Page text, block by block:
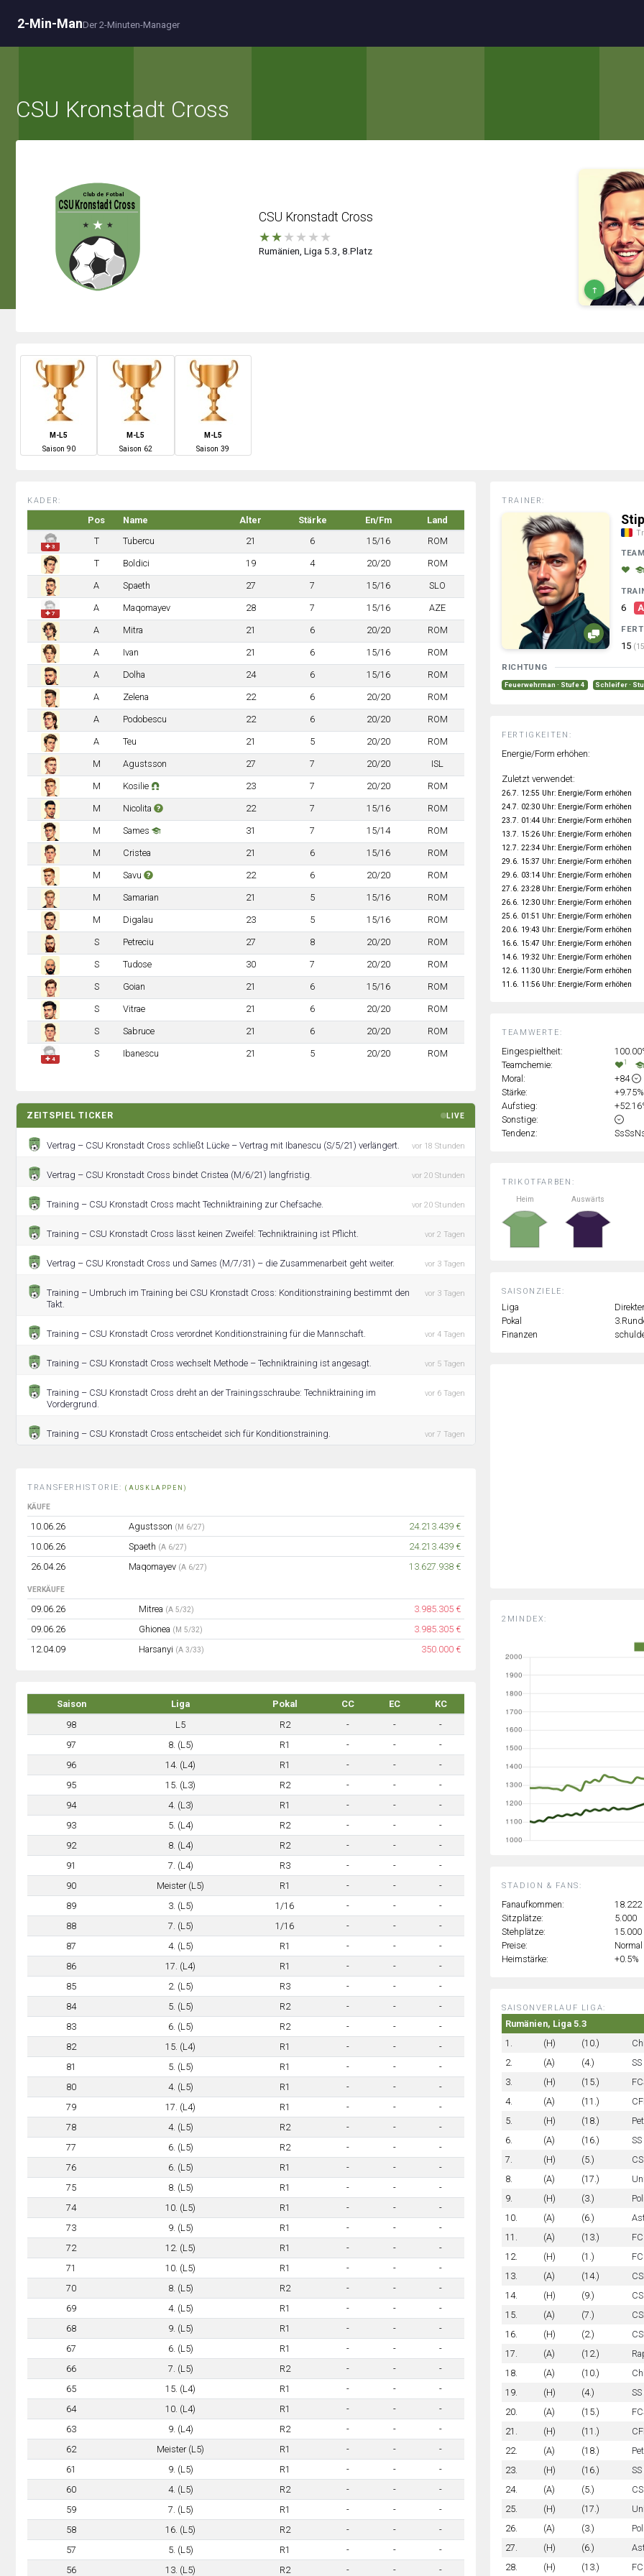
2-Min-ManDer 2-Minuten-Manager
CSU Kronstadt Cross
CSU Kronstadt Cross
★★★ ★ ★ ★
Rumänien, Liga 5.3, 8.Platz
↑
M-L5
Saison 90
M-L5
Saison 62
M-L5
Saison39
KADER:
Pos Name Alter Stärke En/Fm Land
✚ 3
T Tubercu 21 6 15/16 ROM
T Boldici 19 4 20/20 ROM
A Spaeth 27 7 15/16 SLO
✚ 7
A Maqomayev 28 7 15/16 AZE
A Mitra 21 6 20/20 ROM
A Ivan 21 6 15/16 ROM
A Dolha 24 6 15/16 ROM
A Zelena 22 6 20/20 ROM
A Podobescu 22 6 20/20 ROM
A Teu 21 5 20/20 ROM
M Agustsson 27 7 20/20 ISL
M Kosilie 23 7 20/20 ROM
M Nicolita 22 7 15/16 ROM
M Sames 31 7 15/14 ROM
M Cristea 21 6 15/16 ROM
M Savu 22 6 20/20 ROM
M Samarian 21 5 15/16 ROM
M Digalau 23 5 15/16 ROM
S Petreciu 27 8 20/20 ROM
S Tudose 30 7 20/20 ROM
S Goian 21 6 15/16 ROM
S Vitrae 21 6 20/20 ROM
S Sabruce 21 6 20/20 ROM
✚ 4
S Ibanescu 21 5 20/20 ROM
ZEITSPIEL TICKER LIVE
Vertrag – CSU Kronstadt Cross schließt Lücke – Vertrag mit Ibanescu (S/5/21) verlängert. vor 18 Stunden
Vertrag – CSU Kronstadt Cross bindet Cristea (M/6/21) langfristig. vor 20 Stunden
Training – CSU Kronstadt Cross macht Techniktraining zur Chefsache. vor 20 Stunden
Training – CSU Kronstadt Cross lässt keinen Zweifel: Techniktraining ist Pflicht. vor 2 Tagen
Vertrag – CSU Kronstadt Cross und Sames (M/7/31) – die Zusammenarbeit geht weiter. vor 3 Tagen
Training – Umbruch im Training bei CSU Kronstadt Cross: Konditionstraining bestimmt den
Takt.
vor 3 Tagen
Training – CSU Kronstadt Cross verordnet Konditionstraining für die Mannschaft. vor 4 Tagen
Training – CSU Kronstadt Cross wechselt Methode – Techniktraining ist angesagt. vor 5 Tagen
Training – CSU Kronstadt Cross dreht an der Trainingsschraube: Techniktraining im
Vordergrund.
vor 6 Tagen
Training – CSU Kronstadt Cross entscheidet sich für Konditionstraining. vor 7 Tagen
TRANSFERHISTORIE:(AUSKLAPPEN)
KÄUFE
10.06.26 Agustsson (M 6/27)
24.213.439 €
10.06.26
Spaeth (A 6/27)
24.213.439 €
26.04.26
Maqomayev (A 6/27) 13.627.938 €
VERKÄUFE
09.06.26 Mitrea (A 5/32)
3.985.305 €
09.06.26
Ghionea (M 5/32)
3.985.305 €
12.04.09
Harsanyi (A 3/33) 350.000 €
Saison Liga Pokal CC EC
KC
98
L5 R2 - -
-
97
8. (L5) R1 - -
-
96
14. (L4) R1 - -
-
95
15. (L3) R2 - -
-
94
4. (L3) R1 - -
-
93
5. (L4) R2 - -
-
92
8. (L4) R2 - -
-
91
7. (L4) R3 - -
-
90
Meister (L5) R1 - -
-
89
3. (L5) 1/16 - -
-
88
7. (L5) 1/16 - -
-
87
4. (L5) R1 - -
-
86
17. (L4) R1 - -
-
85
2. (L5) R3 - -
-
84
5. (L5) R2 - -
-
83
6. (L5) R2 - -
-
82
15. (L4) R1 - -
-
81
5. (L5) R1 - -
-
80
4. (L5) R1 - -
-
79
17. (L4) R1 - -
-
78
4. (L5) R2 - -
-
77
6. (L5) R2 - -
-
76
6. (L5) R1 - -
-
75
8. (L5) R1 - -
-
74
10. (L5) R1 - -
-
73
9. (L5) R1 - -
-
72
12. (L5) R1 - -
-
71
10. (L5) R1 - -
-
70
8. (L5) R2 - -
-
69
4. (L5) R1 - -
-
68
9. (L5) R1 - -
-
67
6. (L5) R1 - -
-
66
7. (L5) R2 - -
-
65
15. (L4) R1 - -
-
64
10. (L4) R1 - -
-
63
9. (L4) R2 - -
-
62
Meister (L5) R1 - -
-
61
9. (L5) R1 - -
-
60
4. (L5) R2 - -
-
59
7. (L5) R1 - -
-
58
16. (L5) R2 - -
-
57
5. (L5) R1 - -
-
56
13. (L5) R2 - - -
TRIKOTFARBEN:
Heim
Auswärts
SAISONZIELE:
Liga
Pokal
Finanzen
2MINDEX:
TEAMWERTE:
Eingespieltheit:
Teamchemie:
1
Moral:
+84
Stärke:
+9.75%
Aufstieg:
Sonstige:
Tendenz:
TRAINER:
6
15
RICHTUNG
Feuerwehrman · Stufe 4 Schleifer ·
FERTIGKEITEN:
Energie/Form erhöhen:
Zuletzt verwendet:
26.7. 12:55 Uhr: Energie/Form erhöhen
24.7. 02:30 Uhr: Energie/Form erhöhen
23.7. 01:44 Uhr: Energie/Form erhöhen
13.7. 15:26 Uhr: Energie/Form erhöhen
12.7. 22:34 Uhr: Energie/Form erhöhen
29.6. 15:37 Uhr: Energie/Form erhöhen
29.6. 03:14 Uhr: Energie/Form erhöhen
27.6. 23:28 Uhr: Energie/Form erhöhen
26.6. 12:30 Uhr: Energie/Form erhöhen
25.6. 01:51 Uhr: Energie/Form erhöhen
20.6. 19:43 Uhr: Energie/Form erhöhen
16.6. 15:47 Uhr: Energie/Form erhöhen
14.6. 19:32 Uhr: Energie/Form erhöhen
12.6. 11:30 Uhr: Energie/Form erhöhen
11.6. 11:56 Uhr: Energie/Form erhöhen
STADION & FANS:
Fanaufkommen:
18.222
Sitzplätze:
5.000
Stehplätze:
15.000
Preise:
Normal
Heimstärke:
+0.5%
SAISONVERLAUF LIGA:
Rumänien, Liga 5.3
1.
(H) (10.)
2.
(A) (4.)
3.
(H) (15.)
4.
(A) (11.)
5.
(H) (18.)
6.
(A) (16.)
7.
(H) (5.)
8.
(A) (17.)
9.
(H) (3.)
10.
(A) (6.)
11.
(A) (13.)
12.
(H) (1.)
13.
(A) (14.)
14.
(H) (9.)
15.
(A) (7.)
16.
(H) (2.)
17.
(A) (12.)
18.
(A) (10.)
19.
(H) (4.)
20.
(A) (15.)
21.
(H) (11.)
22.
(A) (18.)
23.
(H) (16.)
24.
(A) (5.)
25.
(H) (17.)
26.
(A) (3.)
27.
(H) (6.)
28.
(H) (13.)